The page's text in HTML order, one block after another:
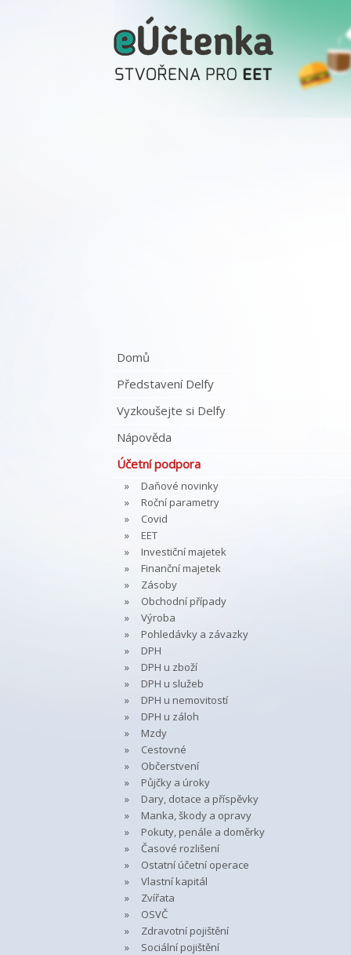
Domů
Představení Delfy
Vyzkoušejte si Delfy
Nápověda
Účetní podpora
Daňové novinky
Roční parametry
Covid
EET
Investiční majetek
Finanční majetek
Zásoby
Obchodní případy
Výroba
Pohledávky a závazky
DPH
DPH u zboží
DPH u služeb
DPH u nemovitostí
DPH u záloh
Mzdy
Cestovné
Občerstvení
Půjčky a úroky
Dary, dotace a příspěvky
Manka, škody a opravy
Pokuty, penále a doměrky
Časové rozlišení
Ostatní účetní operace
Vlastní kapitál
Zvířata
OSVČ
Zdravotní pojištění
Sociální pojištění